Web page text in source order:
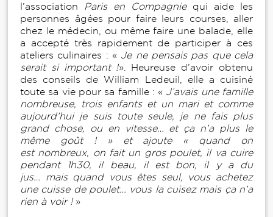
l’association
Paris en Compagniequi aide les
personnes âgées pour faire leurs courses, aller
chez le médecin, ou même faire une balade, elle
a accepté très rapidement de participer à ces
ateliers culinaires : « Je ne pensais pas que cela
serait si important !». Heureuse d’avoir obtenu
des conseils de William Ledeuil, elle a cuisiné
toute sa vie pour sa famille : « J’avais une famille
nombreuse, trois enfants et un mari et comme
aujourd’hui je suis toute seule, je ne fais plus
grand chose, ou en vitesse… et ça n’a plus le
même goût ! » et ajoute « quand on
est nombreux, on fait un gros poulet, il va cuire
pendant 1h30, il beau, il est bon, il y a du
jus… mais quand vous êtes seul, vous achetez
une cuisse de poulet… vous la cuisez mais ça n’a
rien à voir !»